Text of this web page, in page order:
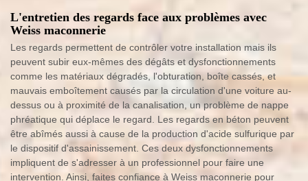
L'entretien des regards face aux problèmes avec
Weiss maconnerie
Les regards permettent de contrôler votre installation mais ils
peuvent subir eux-mêmes des dégâts et dysfonctionnements
comme les matériaux dégradés, l'obturation, boîte cassés, et
mauvais emboîtement causés par la circulation d'une voiture au-
dessus ou à proximité de la canalisation, un problème de nappe
phréatique qui déplace le regard. Les regards en béton peuvent
être abîmés aussi à cause de la production d'acide sulfurique par
le dispositif d'assainissement. Ces deux dysfonctionnements
impliquent de s'adresser à un professionnel pour faire une
intervention. Ainsi, faites confiance à Weiss maconnerie pour